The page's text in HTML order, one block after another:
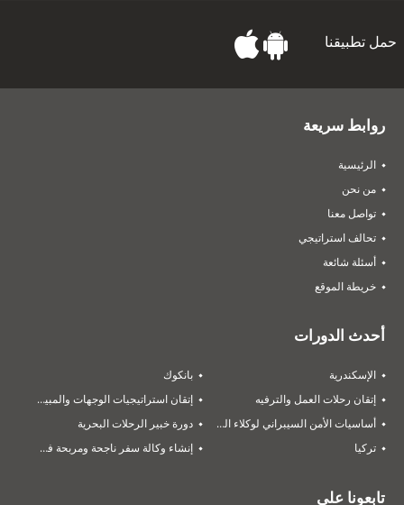
حمل تطبيقنا
روابط سريعة
الرئيسية
من نحن
تواصل معنا
تحالف استراتيجي‎
أسئلة شائعة
خريطة الموقع
أحدث الدورات
الإسكندرية
إتقان رحلات العمل والترفيه
أساسيات الأمن السيبراني لوكلاء السفر والسياحة
تركيا
بانكوك
إتقان استراتيجيات الوجهات والمبيعات
دورة خبير الرحلات البحرية
إنشاء وكالة سفر ناجحة ومربحة في 2026
تابعونا على